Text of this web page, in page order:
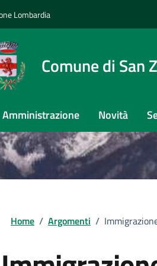
Lombardia
Comune di San
Amministrazione Novità
Home / Argomenti /